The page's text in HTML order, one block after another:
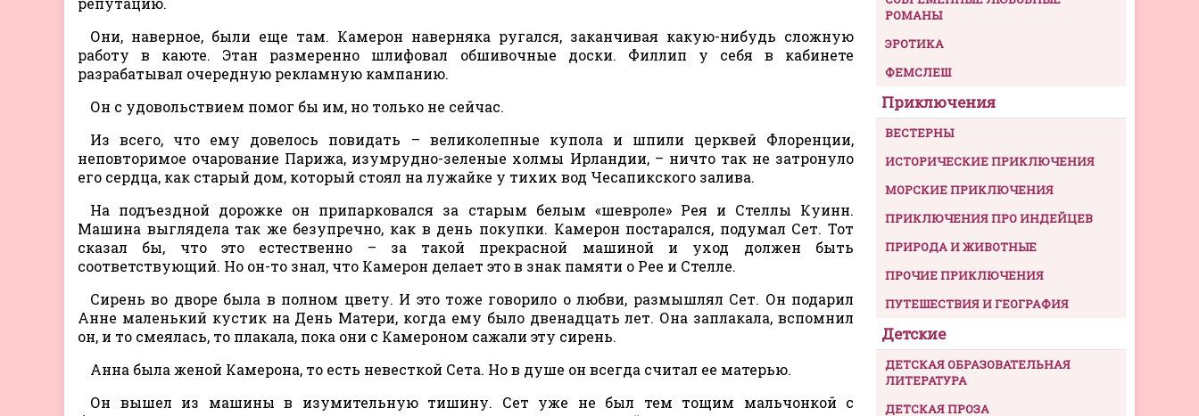
Они, наверное, были еще там. Камерон наверняка ругался, заканчивая какую-нибудь сложную
работу в каюте. Этан размеренно шлифовал обшивочные доски. Филлип у себя в кабинете
разрабатывал очередную рекламную кампанию.
Он с удовольствием помог бы им, но только не сейчас.
Из всего, что ему довелось повидать – великолепные купола и шпили церквей Флоренции,
неповторимое очарование Парижа, изумрудно-зеленые холмы Ирландии, – ничто так не затронуло
его сердца, как старый дом, который стоял на лужайке у тихих вод Чесапикского залива.
На подъездной дорожке он припарковался за старым белым «шевроле» Рея и Стеллы Куинн.
Машина выглядела так же безупречно, как в день покупки. Камерон постарался, подумал Сет. Тот
сказал бы, что это естественно – за такой прекрасной машиной и уход должен быть
соответствующий. Но он-то знал, что Камерон делает это в знак памяти о Рее и Стелле.
Сирень во дворе была в полном цвету. И это тоже говорило о любви, размышлял Сет. Он подарил
Анне маленький кустик на День Матери, когда ему было двенадцать лет. Она заплакала, вспомнил
он, и то смеялась, то плакала, пока они с Камероном сажали эту сирень.
Анна была женой Камерона, то есть невесткой Сета. Но в душе он всегда считал ее матерью.
Он вышел из машины в изумительную тишину. Сет уже не был тем тощим мальчонкой с
РОМАНЫ
ЭРОТИКА
ФЕМСЛЕШ
Приключения
ВЕСТЕРНЫ
ИСТОРИЧЕСКИЕ ПРИКЛЮЧЕНИЯ
МОРСКИЕ ПРИКЛЮЧЕНИЯ
ПРИКЛЮЧЕНИЯ ПРО ИНДЕЙЦЕВ
ПРИРОДА И ЖИВОТНЫЕ
ПРОЧИЕ ПРИКЛЮЧЕНИЯ
ПУТЕШЕСТВИЯ И ГЕОГРАФИЯ
Детские
ДЕТСКАЯ ОБРАЗОВАТЕЛЬНАЯ
ЛИТЕРАТУРА
ДЕТСКАЯ ПРОЗА